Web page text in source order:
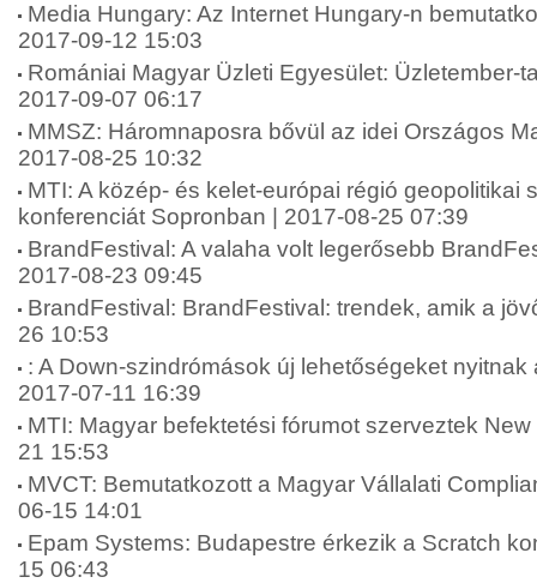
Media Hungary: Az Internet Hungary-n
2017-09-12 15:03
Romániai Magyar Üzleti Egyesület: Üzletember-
2017-09-07 06:17
MMSZ: Háromnaposra bővül az idei Országos
2017-08-25 10:32
MTI: A közép- és kelet-európai régió geopolitikai
konferenciát Sopronban | 2017-08-25 07:39
BrandFestival: A valaha volt legerősebb
2017-08-23 09:45
BrandFestival: BrandFestival: trendek, amik a
26 10:53
: A Down-szindrómások új lehetőségeket nyitnak
2017-07-11 16:39
MTI: Magyar befektetési fórumot szerveztek
21 15:53
MVCT: Bemutatkozott a Magyar Vállalati
06-15 14:01
Epam Systems: Budapestre érkezik a Scratch
15 06:43